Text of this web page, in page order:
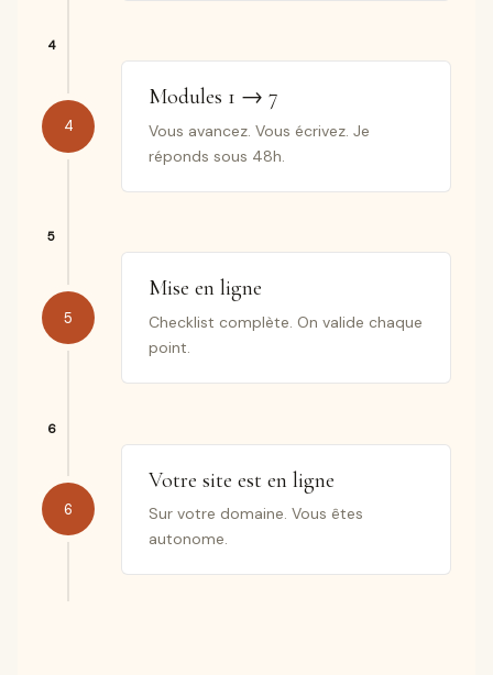
4
Modules 1 → 7
Vous avancez. Vous écrivez. Je
réponds sous 48h.
5
Mise en ligne
Checklist complète. On valide chaque
point.
6
Votre site est en ligne
Sur votre domaine. Vous êtes
autonome.